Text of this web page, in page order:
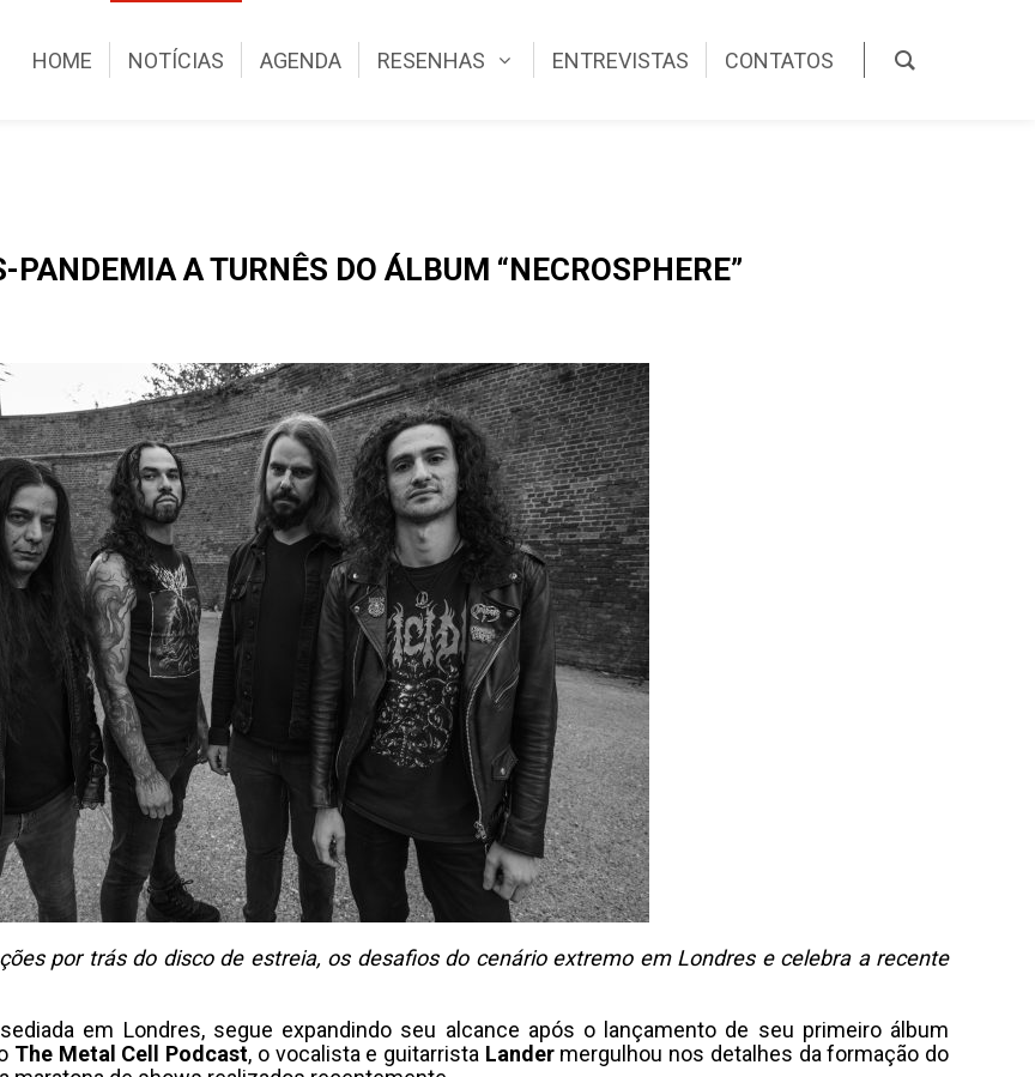
HOME NOTÍCIAS AGENDA RESENHAS ENTREVISTAS CONTATOS
A TURNÊS DO ÁLBUM “NECROSPHERE”
por trás do disco de estreia, os desafios do cenário extremo em Londres e celebra a recente
em Londres, segue expandindo seu alcance após o lançamento de seu primeiro álbum
The Metal Cell Podcast, o vocalista e guitarrista Landermergulhou nos detalhes da formação do